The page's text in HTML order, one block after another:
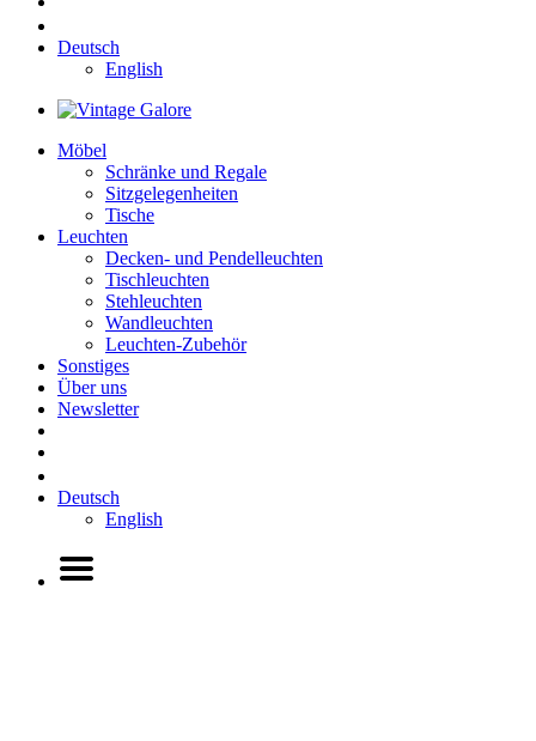
Deutsch
English
Möbel
Schränke und Regale
Sitzgelegenheiten
Tische
Leuchten
Decken- und Pendelleuchten
Tischleuchten
Stehleuchten
Wandleuchten
Leuchten-Zubehör
Sonstiges
Über uns
Newsletter
Deutsch
English